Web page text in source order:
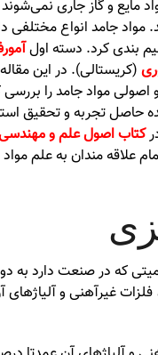
مایع و گاز جاری
مواد جامد انواع مختلفی
بندی کرد. دسته اول
(کریستالی). در این
مواد جامد را بررسی
حاصل تجربه و تحقیق
کتاب اصول علم و
علاقه مندان به علم مواد
که در صنعت دارد به
فلزات غیرآهنی و